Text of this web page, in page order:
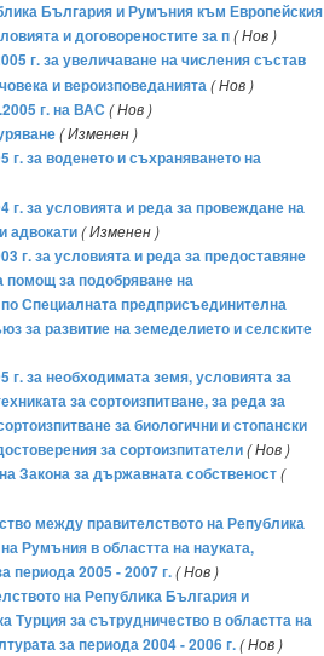
България и Румъния към Европейския
и договореностите за п( Нов )
г. за увеличаване на числения състав
и вероизповеданията( Нов )
г. на ВАС ( Нов )
( Изменен )
г. за воденето и съхраняването на
г. за условията и реда за провеждане на
адвокати( Изменен )
г. за условията и реда за предоставяне
за подобряване на
Специалната предприсъединителна
за развитие на земеделието и селските
г. за необходимата земя, условията за
за сортоизпитване, за реда за
за биологични и стопански
за сортоизпитатели( Нов )
Закона за държавната собственост(
между правителството на Република
Румъния в областта на науката,
периода 2005 - 2007 г.( Нов )
на Република България и
Турция за сътрудничество в областта на
за периода 2004 - 2006 г.( Нов )